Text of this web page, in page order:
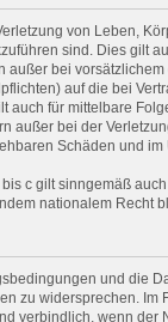
von Leben,
sind. Dies gilt
außer bei
auf die bei
auch für mittelbare
außer bei der
Schäden und
c gilt sinngemäß
nationalem Recht
und die
zu widersprechen.
verbindlich, wenn der